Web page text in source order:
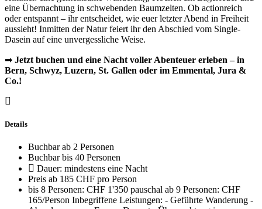
eine Übernachtung in schwebenden Baumzelten. Ob actionreich
oder entspannt – ihr entscheidet, wie euer letzter Abend in Freiheit
aussieht! Inmitten der Natur feiert ihr den Abschied vom Single-
Dasein auf eine unvergessliche Weise.
➡ Jetzt buchen und eine Nacht voller Abenteuer erleben – in
Bern, Schwyz, Luzern, St. Gallen oder im Emmental, Jura &
Co.!
Details
Buchbar ab 2 Personen
Buchbar bis 40 Personen
Dauer: mindestens eine Nacht
Preis ab 185 CHF pro Person
bis 8 Personen: CHF 1'350 pauschal ab 9 Personen: CHF
165/Person Inbegriffene Leistungen: - Geführte Wanderung -